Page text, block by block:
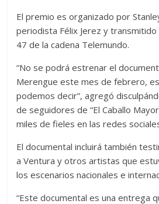
El premio es organizado por
periodista Félix Jerez y transmitido
47 de la cadena Telemundo.
“No se podrá estrenar el
Merengue este mes de febrero,
podemos decir”, agregó
de seguidores de “El Caballo
miles de fieles en las redes
El documental incluirá también
a Ventura y otros artistas que
los escenarios nacionales e
“Este documental es una entrega